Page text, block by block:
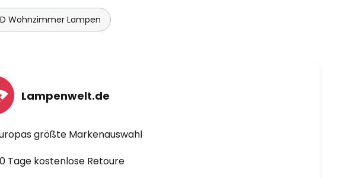
Wohnzimmer Lampen
Lampenwelt.de
größte Markenauswahl
Tage kostenlose Retoure